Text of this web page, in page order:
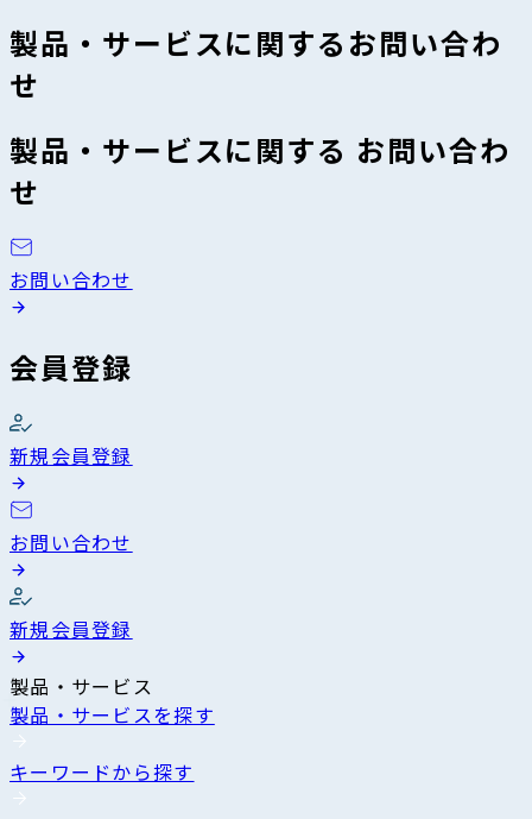
製品・サービスに関するお問い合わ
せ
製品・サービスに関する お問い合わ
せ
お問い合わせ
会員登録
新規会員登録
お問い合わせ
新規会員登録
製品・サービス
製品・サービスを探す
キーワードから探す